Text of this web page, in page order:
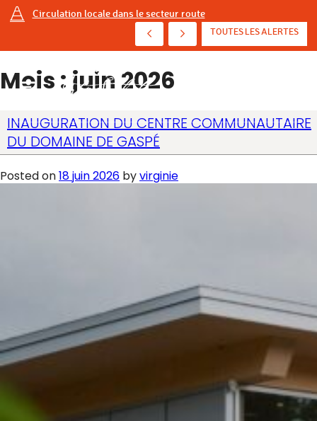
Circulation locale dans le secteur route
AVIS D'ÉBULLITION PRÉVENTIF - AVENUE DE ...
TOUTES LES ALERTES
Mois : juin 2026
INAUGURATION DU CENTRE COMMUNAUTAIRE
DU DOMAINE DE GASPÉ
Posted on18 juin 2026 byvirginie